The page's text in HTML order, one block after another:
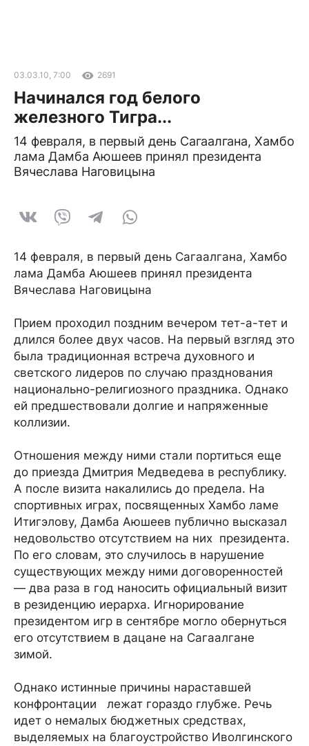
03.03.10, 7:00 2691
Начинался год белого
железного Тигра...
14 февраля, в первый день Сагаалгана, Хамбо
лама Дамба Аюшеев принял президента
Вячеслава Наговицына
14 февраля, в первый день Сагаалгана, Хамбо
лама Дамба Аюшеев принял президента
Вячеслава Наговицына
Прием проходил поздним вечером тет-а-тет и
длился более двух часов. На первый взгляд это
была традиционная встреча духовного и
светского лидеров по случаю празднования
национально-религиозного праздника. Однако
ей предшествовали долгие и напряженные
коллизии.
Отношения между ними стали портиться еще
до приезда Дмитрия Медведева в республику.
А после визита накалились до предела. На
спортивных играх, посвященных Хамбо ламе
Итигэлову, Дамба Аюшеев публично высказал
недовольство отсутствием на них президента.
По его словам, это случилось в нарушение
существующих между ними договоренностей
— два раза в год наносить официальный визит
в резиденцию иерарха. Игнорирование
президентом игр в сентябре могло обернуться
его отсутствием в дацане на Сагаалгане
зимой.
Однако истинные причины нараставшей
конфронтации лежат гораздо глубже. Речь
идет о немалых бюджетных средствах,
выделяемых на благоустройство Иволгинского